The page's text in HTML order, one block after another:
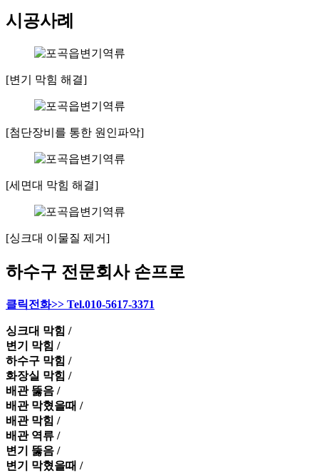
시공사례
[변기 막힘 해결]
[첨단장비를 통한 원인파악]
[세면대 막힘 해결]
[싱크대 이물질 제거]
하수구 전문회사 손프로
클릭전화>> Tel.010-5617-3371
싱크대 막힘 /
변기 막힘 /
하수구 막힘 /
화장실 막힘 /
배관 뚫음 /
배관 막혔을때 /
배관 막힘 /
배관 역류 /
변기 뚫음 /
변기 막혔을때 /